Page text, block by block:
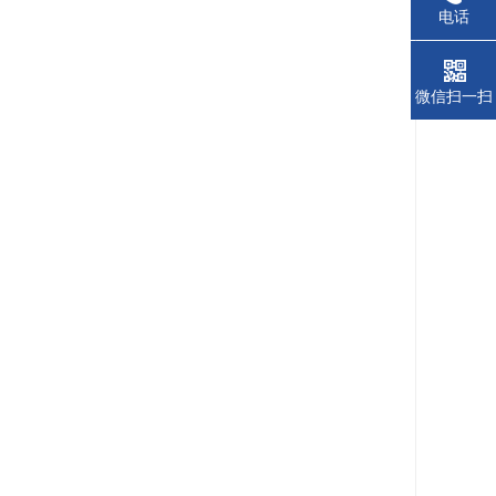
电话
微信扫一扫